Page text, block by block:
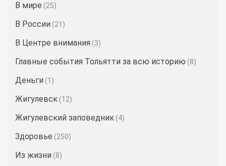
В мире (25)
В России (21)
В Центре внимания (3)
Главные события Тольятти за всю историю (8)
Деньги (1)
Жигулевск (12)
Жигулевский заповедник (4)
Здоровье (250)
Из жизни (8)